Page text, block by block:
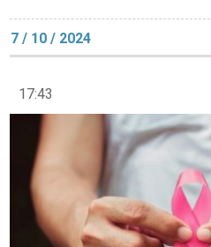
7 / 10 / 2024
17:43